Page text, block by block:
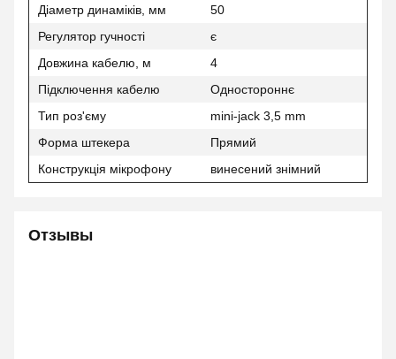
Діаметр динаміків, мм
50
Регулятор гучності
є
Довжина кабелю, м
4
Підключення кабелю
Одностороннє
Тип роз'єму
mini-jack 3,5 mm
Форма штекера
Прямий
Конструкція мікрофону
винесений знімний
Отзывы